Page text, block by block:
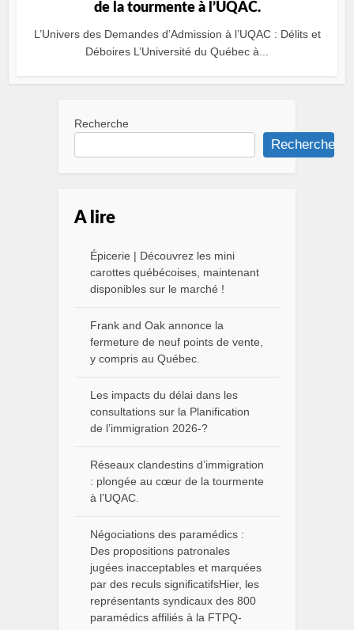
de la tourmente à l’UQAC.
L’Univers des Demandes d’Admission à l’UQAC : Délits et
Déboires L’Université du Québec à...
Recherche
Recherche
A lire
Épicerie | Découvrez les mini
carottes québécoises, maintenant
disponibles sur le marché !
Frank and Oak annonce la
fermeture de neuf points de vente,
y compris au Québec.
Les impacts du délai dans les
consultations sur la Planification
de l’immigration 2026-?
Réseaux clandestins d’immigration
: plongée au cœur de la tourmente
à l’UQAC.
Négociations des paramédics :
Des propositions patronales
jugées inacceptables et marquées
par des reculs significatifsHier, les
représentants syndicaux des 800
paramédics affiliés à la FTPQ-